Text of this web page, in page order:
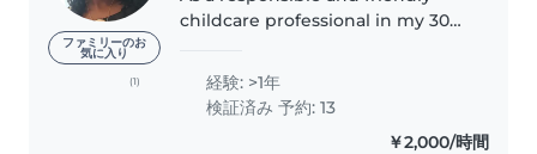
ファミリーのお
気に入り
(1)
childcare professional in my 30s,
for babies, toddlers, and
preschoolers. I am a multilingual
speaker of English, French,..
経験: >1年
検証済み 予約: 13
￥2,000/時間